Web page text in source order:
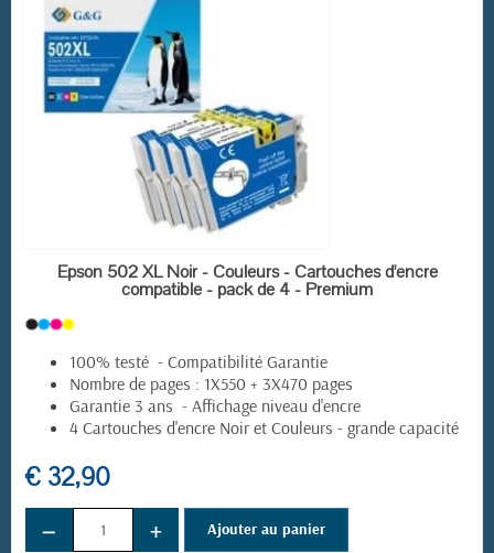
(4 avis)
EN STOCK
Epson 502 XL Noir - Couleurs - Cartouches d'encre
compatible - pack de 4 - Premium
100% testé - Compatibilité Garantie
Nombre de pages : 1X550 + 3X470 pages
Garantie 3 ans - Affichage niveau d'encre
4 Cartouches d'encre Noir et Couleurs - grande capacité
€ 32,90
− + Ajouter au panier